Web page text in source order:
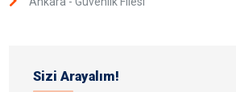
Sizi Arayalım!